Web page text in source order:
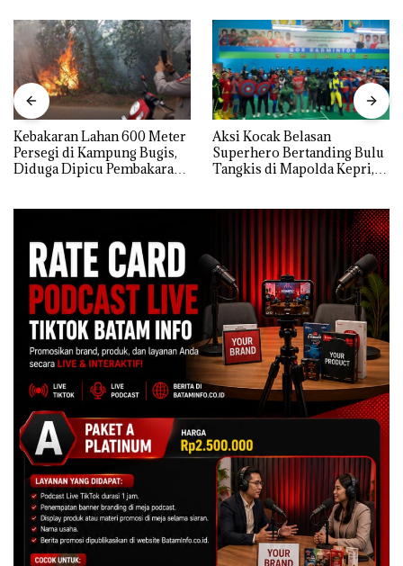
Kebakaran Lahan 600 Meter
Persegi di Kampung Bugis,
Diduga Dipicu Pembakaran
Aksi Kocak Belasan
Superhero Bertanding Bulu
Tangkis di Mapolda Kepri,